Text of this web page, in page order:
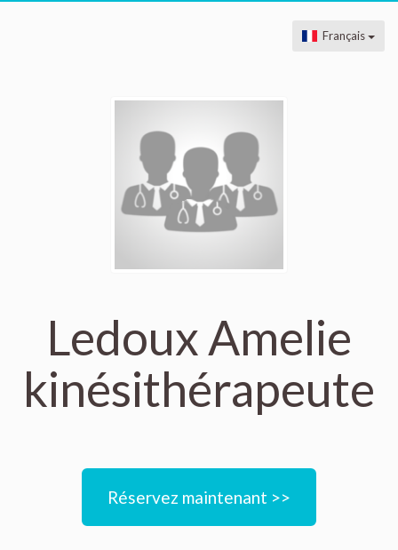
Français
Ledoux Amelie
kinésithérapeute
Réservez maintenant >>